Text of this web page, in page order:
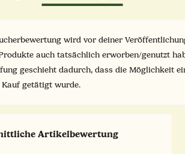
wird vor deiner
auch tatsächlich erworben/genutzt
geschieht dadurch, dass die Möglichkeit
Kauf getätigt wurde.
Artikelbewertung